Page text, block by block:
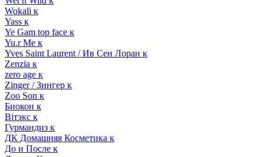
Wokali к
Yass к
Ye Gam top face к
Yu.r Me к
Yves Saint Laurent / Ив Сен Лоран к
Zenzia к
zero age к
Zinger / Зингер к
Zoo Son к
Биокон к
Вiтэкс к
Гурмандиз к
ДК Домашняя Косметика к
До и После к